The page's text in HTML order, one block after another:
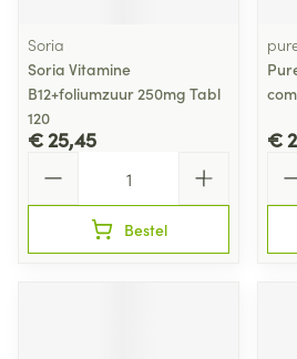
Soria
Soria Vitamine
B12+foliumzuur 250mg Tabl
120
€ 25,45
Bestel
€